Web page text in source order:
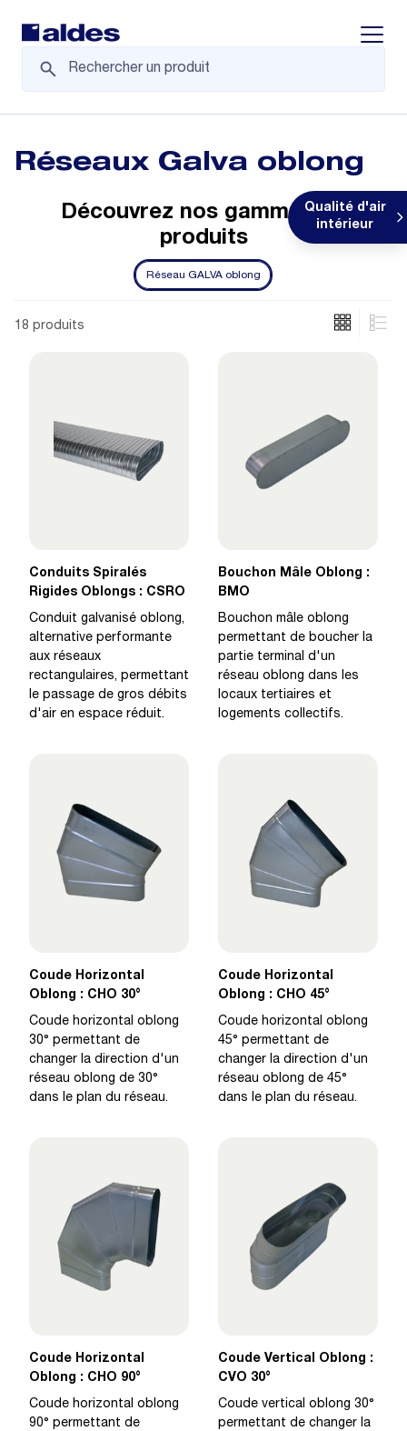
Qualité d'air
intérieur
Réseaux Galva oblong
Découvrez nos gammes de
produits
Réseau GALVA oblong
18 produits
Conduits Spiralés
Rigides Oblongs : CSRO
Conduit galvanisé oblong,
alternative performante
aux réseaux
rectangulaires, permettant
le passage de gros débits
d'air en espace réduit.
Bouchon Mâle Oblong :
BMO
Bouchon mâle oblong
permettant de boucher la
partie terminal d'un
réseau oblong dans les
locaux tertiaires et
logements collectifs.
Coude Horizontal
Oblong : CHO 30°
Coude horizontal oblong
30° permettant de
changer la direction d'un
réseau oblong de 30°
dans le plan du réseau.
Coude Horizontal
Oblong : CHO 45°
Coude horizontal oblong
45° permettant de
changer la direction d'un
réseau oblong de 45°
dans le plan du réseau.
Coude Horizontal
Oblong : CHO 90°
Coude horizontal oblong
90° permettant de
Coude Vertical Oblong :
CVO 30°
Coude vertical oblong 30°
permettant de changer la